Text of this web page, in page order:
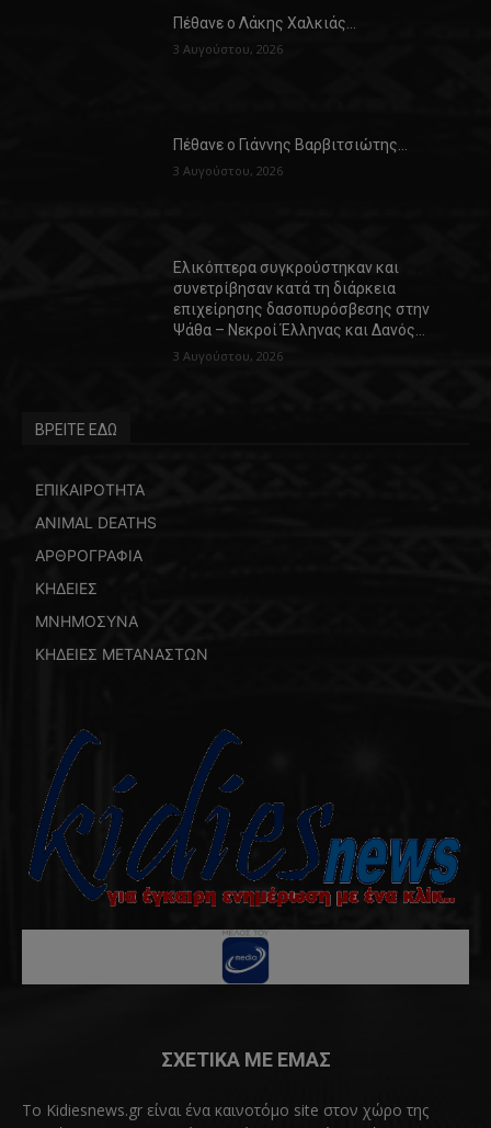
Πέθανε ο Λάκης Χαλκιάς…
3 Αυγούστου, 2026
Πέθανε ο Γιάννης Βαρβιτσιώτης…
3 Αυγούστου, 2026
Ελικόπτερα συγκρούστηκαν και
συνετρίβησαν κατά τη διάρκεια
επιχείρησης δασοπυρόσβεσης στην
Ψάθα – Νεκροί Έλληνας και Δανός…
3 Αυγούστου, 2026
ΒΡΕΙΤΕ ΕΔΩ
ΕΠΙΚΑΙΡΟΤΗΤΑ
ANIMAL DEATHS
ΑΡΘΡΟΓΡΑΦΙΑ
ΚΗΔΕΙΕΣ
ΜΝΗΜΟΣΥΝΑ
ΚΗΔΕΙΕΣ ΜΕΤΑΝΑΣΤΩΝ
ΣΧΕΤΙΚΑ ΜΕ ΕΜΑΣ
Το Kidiesnews.gr είναι ένα καινοτόμο site στον χώρο της